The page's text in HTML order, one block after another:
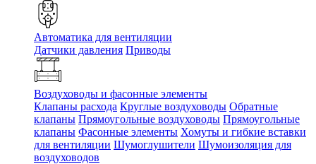
Автоматика для вентиляции
Датчики давления Приводы
Воздуховоды и фасонные элементы
Клапаны расхода Круглые воздуховоды Обратные
клапаны Прямоугольные воздуховоды Прямоугольные
клапаны Фасонные элементы Хомуты и гибкие вставки
для вентиляции Шумоглушители Шумоизоляция для
воздуховодов